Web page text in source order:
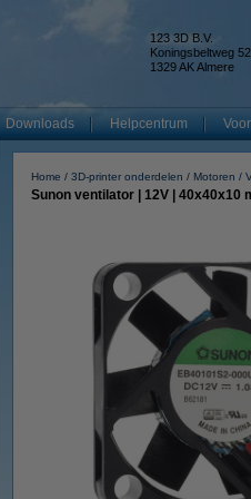
123 3D B.V.
Koningsbeltweg 52
1329 AK Almere
Downloads Helpcentrum
Home 3D-printer onderdelen Motoren
Sunon ventilator | 12V | 40x40x10